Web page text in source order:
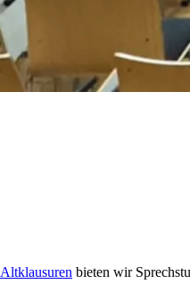
Altklausuren bieten wir